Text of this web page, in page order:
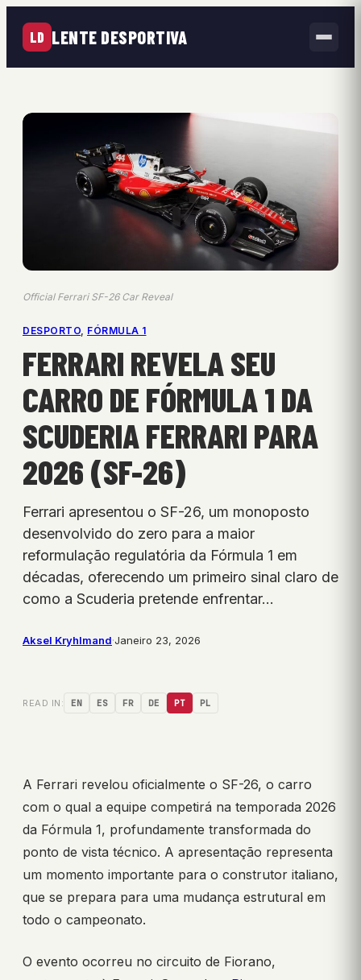
LD LENTE DESPORTIVA
Official Ferrari SF-26 Car Reveal
DESPORTO, FÓRMULA 1
FERRARI REVELA SEU
CARRO DE FÓRMULA 1 DA
SCUDERIA FERRARI PARA
2026 (SF-26)
Ferrari apresentou o SF-26, um monoposto
desenvolvido do zero para a maior
reformulação regulatória da Fórmula 1 em
décadas, oferecendo um primeiro sinal claro de
como a Scuderia pretende enfrentar…
Aksel Kryhlmand·Janeiro 23, 2026
READ IN: EN ES FR DE PT PL
A Ferrari revelou oficialmente o SF-26, o carro
com o qual a equipe competirá na temporada 2026
da Fórmula 1, profundamente transformada do
ponto de vista técnico. A apresentação representa
um momento importante para o construtor italiano,
que se prepara para uma mudança estrutural em
todo o campeonato.
O evento ocorreu no circuito de Fiorano,